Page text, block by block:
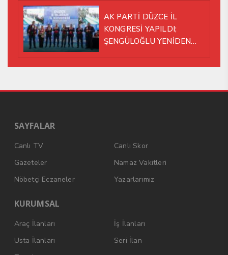
AK PARTİ DÜZCE İL
KONGRESİ YAPILDI;
ŞENGÜLOĞLU YENİDEN
SAYFALAR
Canlı TV
Canlı Skor
Gazeteler
Namaz Vakitleri
Nöbetçi Eczaneler
Yazarlarımız
KURUMSAL
Araç İlanları
İş İlanları
Usta İlanları
Seri İlan